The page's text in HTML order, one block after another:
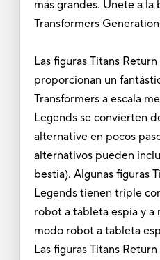
más grandes. Únete a la
Transformers
Las figuras Titans
proporcionan un
Transformers a escala
Legends se convierten
alternative en pocos
alternativos pueden
bestia). Algunas figuras
Legends tienen triple
robot a tableta espía y a
modo robot a tableta
Las figuras Titans